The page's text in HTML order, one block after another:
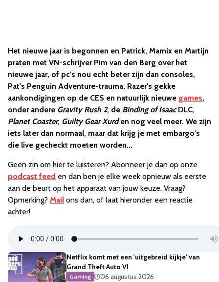
Het nieuwe jaar is begonnen en Patrick, Marnix en Martijn
praten met VN-schrijver Pim van den Berg over het
nieuwe jaar, of pc's nou echt beter zijn dan consoles,
Pat's Penguin Adventure-trauma, Razer's gekke
aankondigingen op de CES en natuurlijk nieuwe games,
onder andere Gravity Rush 2, de Binding of IsaacDLC,
Planet Coaster, Guilty Gear Xurden nog veel meer. We zijn
iets later dan normaal, maar dat krijg je met embargo's
die live gecheckt moeten worden...
Geen zin om hier te luisteren? Abonneer je dan op onze
podcast feed en dan ben je elke week opnieuw als eerste
aan de beurt op het apparaat van jouw keuze. Vraag?
Opmerking? Mail ons dan, of laat hieronder een reactie
achter!
Netflix komt met een 'uitgebreid kijkje' van
Grand Theft Auto VI
Gaming
06 augustus 2026